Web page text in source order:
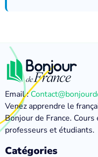
Email :
Venez apprendre le
Bonjour de France.
professeurs et étudiants.
Catégories